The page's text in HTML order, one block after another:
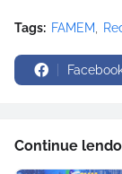
Tags: FAMEM
Continue lendo